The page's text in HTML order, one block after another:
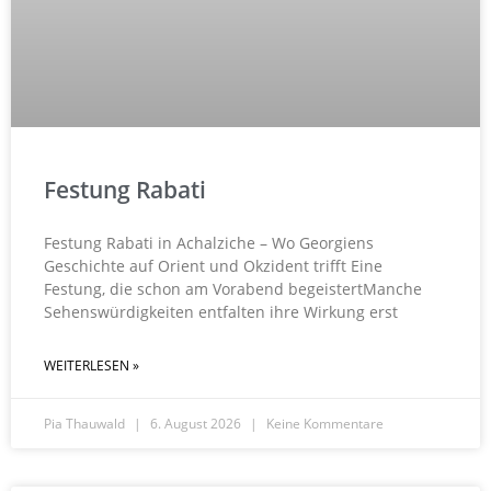
Festung Rabati
Festung Rabati in Achalziche – Wo Georgiens
Geschichte auf Orient und Okzident trifft Eine
Festung, die schon am Vorabend begeistertManche
Sehenswürdigkeiten entfalten ihre Wirkung erst
WEITERLESEN »
Pia Thauwald 6. August 2026 Keine Kommentare